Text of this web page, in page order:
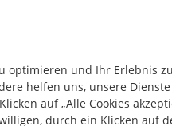
optimieren und Ihr Erlebnis zu
helfen uns, unsere
auf „Alle Cookies
durch ein Klicken auf
auf unserer Seite – mit einer
erleichtert und die
des Kartenmaterials
Ihre IP-Adresse gespeichert
übertragen.